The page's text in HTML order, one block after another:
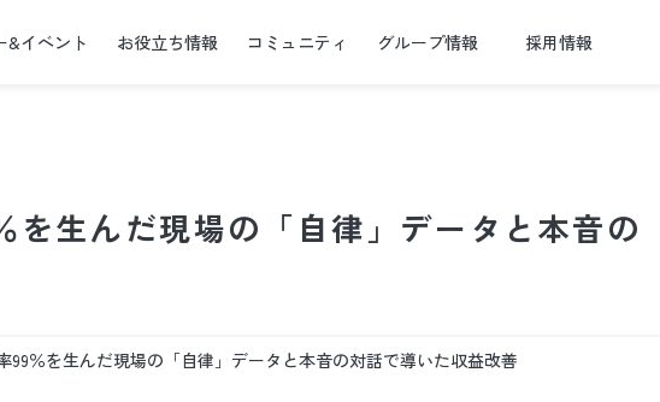
&イベント お役立ち情報 コミュニティ グループ情報 採用情報
を生んだ現場の「自律」データと本音の
99％を生んだ現場の「自律」データと本音の対話で導いた収益改善